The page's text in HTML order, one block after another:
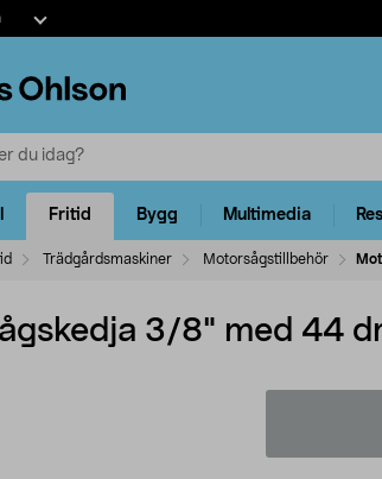
Fritid Bygg Multimedia
Trädgårdsmaskiner Motorsågstillbehör
3/8" med 44